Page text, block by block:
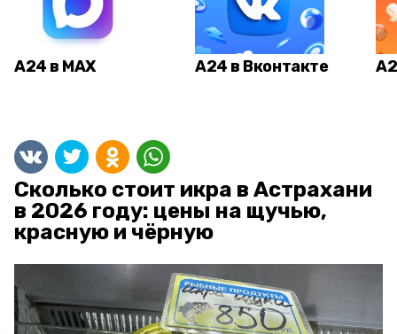
А24 в MAX А24 в Вконтакте
Сколько стоит икра в Астрахани
в 2026 году: цены на щучью,
красную и чёрную